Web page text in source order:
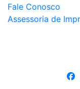
Fale Conosco
Assessoria de